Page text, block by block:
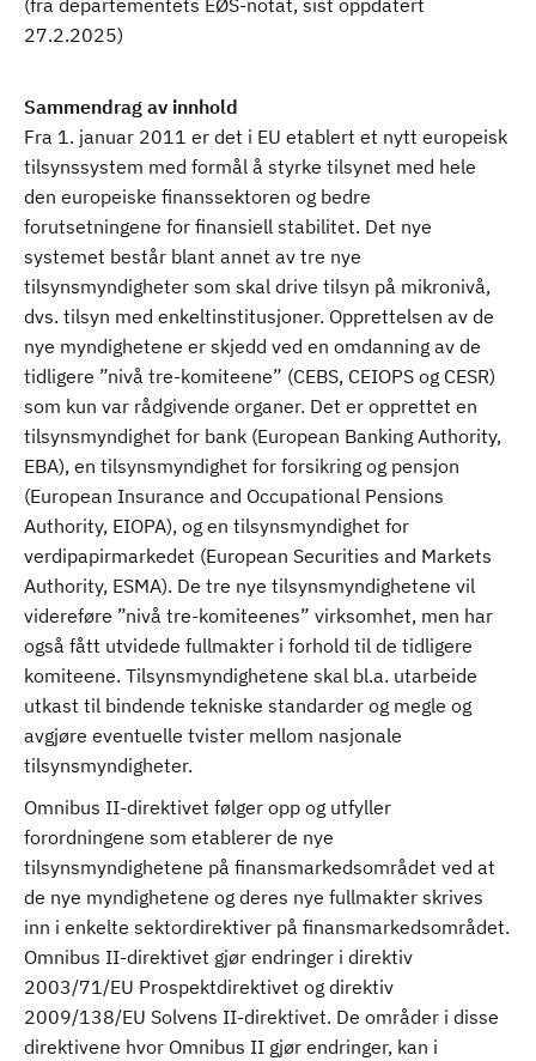
(fra departementets EØS-notat, sist oppdatert
27.2.2025)
Sammendrag av innhold
Fra 1. januar 2011 er det i EU etablert et nytt europeisk
tilsynssystem med formål å styrke tilsynet med hele
den europeiske finanssektoren og bedre
forutsetningene for finansiell stabilitet. Det nye
systemet består blant annet av tre nye
tilsynsmyndigheter som skal drive tilsyn på mikronivå,
dvs. tilsyn med enkeltinstitusjoner. Opprettelsen av de
nye myndighetene er skjedd ved en omdanning av de
tidligere ”nivå tre-komiteene” (CEBS, CEIOPS og CESR)
som kun var rådgivende organer. Det er opprettet en
tilsynsmyndighet for bank (European Banking Authority,
EBA), en tilsynsmyndighet for forsikring og pensjon
(European Insurance and Occupational Pensions
Authority, EIOPA), og en tilsynsmyndighet for
verdipapirmarkedet (European Securities and Markets
Authority, ESMA). De tre nye tilsynsmyndighetene vil
videreføre ”nivå tre-komiteenes” virksomhet, men har
også fått utvidede fullmakter i forhold til de tidligere
komiteene. Tilsynsmyndighetene skal bl.a. utarbeide
utkast til bindende tekniske standarder og megle og
avgjøre eventuelle tvister mellom nasjonale
tilsynsmyndigheter.
Omnibus II-direktivet følger opp og utfyller
forordningene som etablerer de nye
tilsynsmyndighetene på finansmarkedsområdet ved at
de nye myndighetene og deres nye fullmakter skrives
inn i enkelte sektordirektiver på finansmarkedsområdet.
Omnibus II-direktivet gjør endringer i direktiv
2003/71/EU Prospektdirektivet og direktiv
2009/138/EU Solvens II-direktivet. De områder i disse
direktivene hvor Omnibus II gjør endringer, kan i